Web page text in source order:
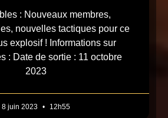
: Nouveaux membres,
nouvelles tactiques pour ce
explosif ! Informations sur
: Date de sortie : 11 octobre
2023
8 juin 2023 12h55